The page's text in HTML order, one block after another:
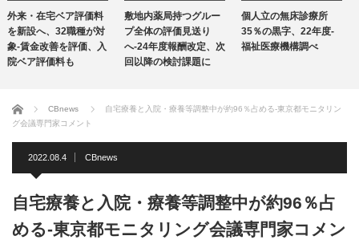
敷地内薬局持つグルー
プ全体の評価見送り
へ-24年度報酬改定、次
回以降の検討課題に
個人立の無床診療所
35％の黒字、22年度-
福祉医療機構調べ
個人立の無床診療所
35％の黒字、22年度-
福祉医療機構調べ
ホーム CBnews
自宅療養と入院・療養等調整中が約96％占める-東京都モニタリン
グ会議専門家コメント
2022.08.4 CBnews
自宅療養と入院・療養等調整中が約96％占
める-東京都モニタリング会議専門家コメン